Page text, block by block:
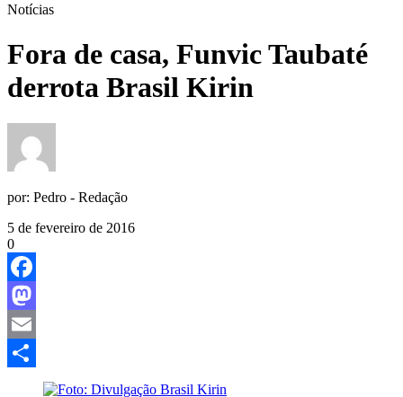
Notícias
Fora de casa, Funvic Taubaté
derrota Brasil Kirin
por: Pedro - Redação
5 de fevereiro de 2016
0
Facebook
Mastodon
Email